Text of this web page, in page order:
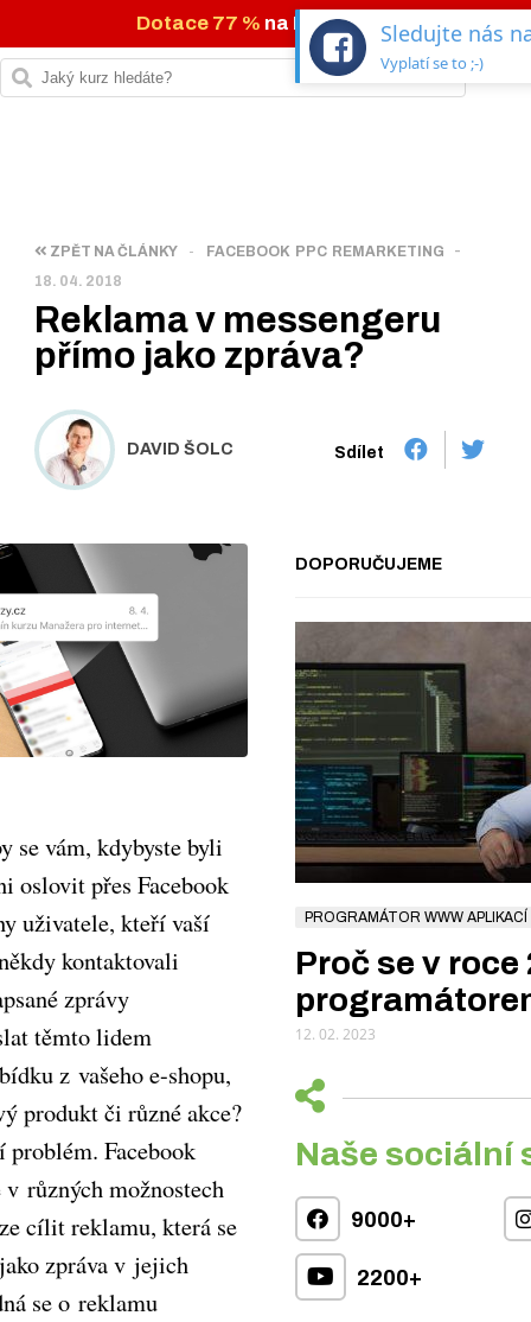
Dotace 77 % na IT kurzy →
ZPĚT NA ČLÁNKY- FACEBOOK PPC REMARKETING -
18. 04. 2018
Reklama v messengeru
přímo jako zpráva?
DAVID ŠOLC Sdílet
se vám, kdybyste byli
oslovit přes Facebook
uživatele, kteří vaší
kontaktovali
zprávy
těmto lidem
z vašeho e-shopu,
produkt či různé akce?
Facebook
různých možnostech
cílit reklamu, která se
zpráva v jejich
se o reklamu
DOPORUČUJEME
PROGRAMÁTOR WWW APLIKACÍ
Proč se v
12. 02. 2023
Naše sociální
9000+
2200+
Sledujte nás
Vyplatí se to ;-)